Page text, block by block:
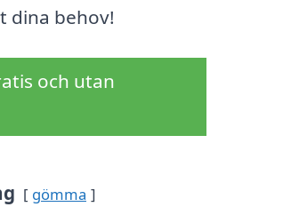
dina behov!
och utan
gömma